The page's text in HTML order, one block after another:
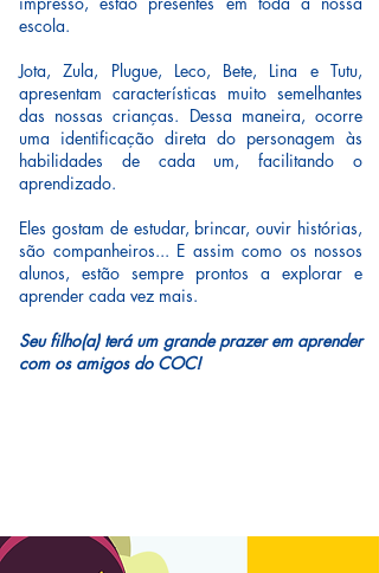
escola.
Jota, Zula, Plugue, Leco, Bete, Lina e Tutu,
apresentam características muito semelhantes
das nossas crianças. Dessa maneira, ocorre
uma identificação direta do personagem às
habilidades de cada um, facilitando o
aprendizado.
Eles gostam de estudar, brincar, ouvir histórias,
são companheiros... E assim como os nossos
alunos, estão sempre prontos a explorar e
aprender cada vez mais.
Seu filho(a) terá um grande prazer em aprender
com os amigos do COC!